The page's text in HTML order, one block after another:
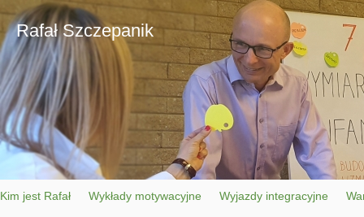
Rafał Szczepanik
Kim jest Rafał Wykłady motywacyjne Wyjazdy integracyjne